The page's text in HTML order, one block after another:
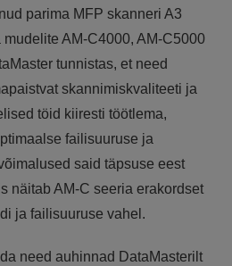
parima MFP skanneri A3
AM-C4000, AM-C5000
tunnistas, et need
skannimiskvaliteeti ja
töid kiiresti töötlema,
failisuuruse ja
said täpsuse eest
näitab AM-C seeria erakordset
ja failisuuruse vahel.
need auhinnad DataMasterilt